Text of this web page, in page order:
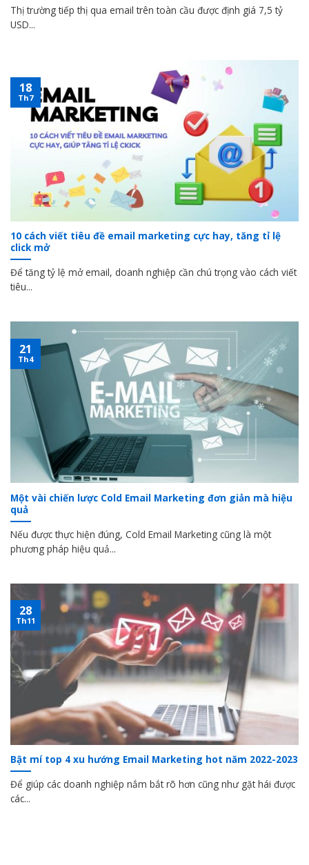
Thị trường tiếp thị qua email trên toàn cầu được định giá 7,5 tỷ
USD...
10 cách viết tiêu đề email marketing cực hay, tăng tỉ lệ
click mở
Để tăng tỷ lệ mở email, doanh nghiệp cần chú trọng vào cách viết
tiêu...
18
Th7
Một vài chiến lược Cold Email Marketing đơn giản mà hiệu
quả
Nếu được thực hiện đúng, Cold Email Marketing cũng là một
phương pháp hiệu quả...
21
Th4
Bật mí top 4 xu hướng Email Marketing hot năm 2022-2023
Để giúp các doanh nghiệp nắm bắt rõ hơn cũng như gặt hái được
các...
28
Th11